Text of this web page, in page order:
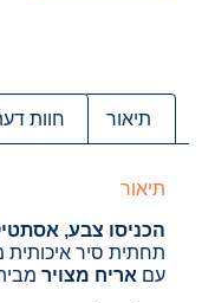
תיאור חוות
תיאור
הכניסו צבע,
תחתית סיר
עם אריח מצויר